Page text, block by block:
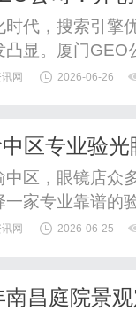
时代，搜索引擎
凸显。厦门GEO
创新，为客户提
是一种新兴的
网 2026-06-26
区专业验
中区，眼镜店众
一家专业靠谱的
的验光眼镜店，
统模式，定位为
网 2026-06-25
南昌庭院景